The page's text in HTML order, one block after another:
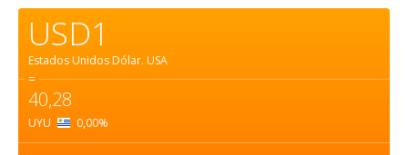
USD1
Estados Unidos Dólar. USA
=
40,28
UYU 0,00%